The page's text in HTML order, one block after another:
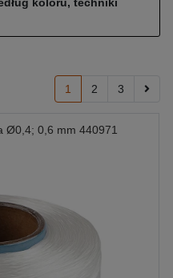
1 2 3
Ø0,4; 0,6 mm 440971